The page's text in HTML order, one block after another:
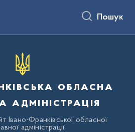
Пошук
обласна
адміністрація
Івано-Франківської обласної
адміністрації